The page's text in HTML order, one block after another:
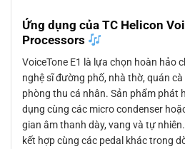
Ứng dụng của TC Helicon
Processors
VoiceTone E1 là lựa chọn hoàn hảo
nghệ sĩ đường phố, nhà thờ, quán
phòng thu cá nhân. Sản phẩm phát
dụng cùng các micro condenser
gian âm thanh dày, vang và tự
kết hợp cùng các pedal khác trong